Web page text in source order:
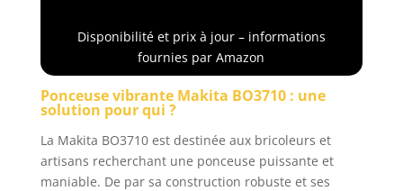
Disponibilité et prix à jour – informations
fournies par Amazon
Ponceuse vibrante Makita BO3710 : une
solution pour qui ?
La Makita BO3710 est destinée aux bricoleurs et
artisans recherchant une ponceuse puissante et
maniable. De par sa construction robuste et ses